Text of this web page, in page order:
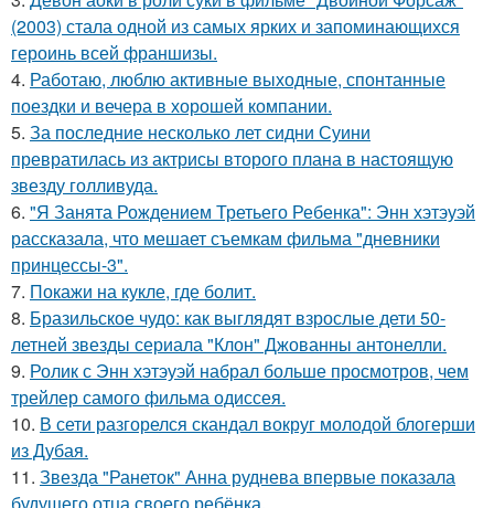
(2003) стала одной из самых ярких и запоминающихся
героинь всей франшизы.
4. Работаю, люблю активные выходные, спонтанные
поездки и вечера в хорошей компании.
5. За последние несколько лет сидни Суини
превратилась из актрисы второго плана в настоящую
звезду голливуда.
6. "Я Занята Рождением Третьего Ребенка": Энн хэтэуэй
рассказала, что мешает съемкам фильма "дневники
принцессы-3".
7. Покажи на кукле, где болит.
8. Бразильское чудо: как выглядят взрослые дети 50-
летней звезды сериала "Клон" Джованны антонелли.
9. Ролик с Энн хэтэуэй набрал больше просмотров, чем
трейлер самого фильма одиссея.
10. В сети разгорелся скандал вокруг молодой блогерши
из Дубая.
11. Звезда "Ранеток" Анна руднева впервые показала